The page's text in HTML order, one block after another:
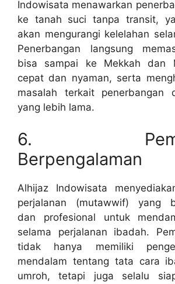
Indowisata menawarkan
ke tanah suci tanpa transit,
akan mengurangi kelelahan
Penerbangan langsung
bisa sampai ke Mekkah dan
cepat dan nyaman, serta
masalah terkait penerbangan
yang lebih lama.
6.
Berpengalaman
Alhijaz Indowisata
perjalanan (mutawwif) yang
dan profesional untuk
selama perjalanan ibadah.
tidak hanya memiliki
mendalam tentang tata cara
umroh, tetapi juga selalu